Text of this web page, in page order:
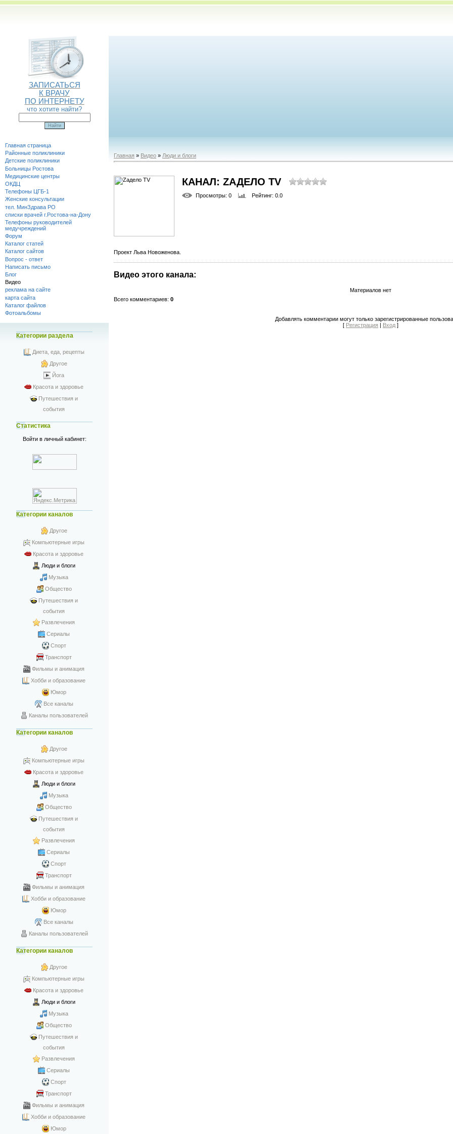
ЗАПИСАТЬСЯ
К ВРАЧУ
ПО ИНТЕРНЕТУ
что хотите найти?
Главная страница
Районные поликлиники
Детские поликлиники
Больницы Ростова
Медицинские центры
ОКДЦ
Телефоны ЦГБ-1
Женские консультации
тел. МинЗдрава РО
списки врачей г.Ростова-на-Дону
Телефоны руководителей
медучреждений
Форум
Каталог статей
Каталог сайтов
Вопрос - ответ
Написать письмо
Блог
Видео
реклама на сайте
карта сайта
Каталог файлов
Фотоальбомы
Категории раздела
Диета, еда, рецепты
Другое
Йога
Красота и здоровье
Путешествия и
события
Статистика
Войти в личный кабинет:
Категории каналов
Другое
Компьютерные игры
Красота и здоровье
Люди и блоги
Музыка
Общество
Путешествия и
события
Развлечения
Сериалы
Спорт
Транспорт
Фильмы и анимация
Хобби и образование
Юмор
Все каналы
Каналы пользователей
Категории каналов
Другое
Компьютерные игры
Красота и здоровье
Люди и блоги
Музыка
Общество
Путешествия и
события
Развлечения
Сериалы
Спорт
Транспорт
Фильмы и анимация
Хобби и образование
Юмор
Все каналы
Каналы пользователей
Категории каналов
Другое
Компьютерные игры
Красота и здоровье
Люди и блоги
Музыка
Общество
Путешествия и
события
Развлечения
Сериалы
Спорт
Транспорт
Фильмы и анимация
Хобби и образование
Юмор
Главная » Видео » Люди и блоги
КАНАЛ: ZАДЕЛО TV
Просмотры: 0 Рейтинг: 0.0
Проект Льва Новоженова.
Видео этого канала:
Материалов нет
Всего комментариев:0
Добавлять комментарии могут только зарегистрированные
[ Регистрация | Вход ]